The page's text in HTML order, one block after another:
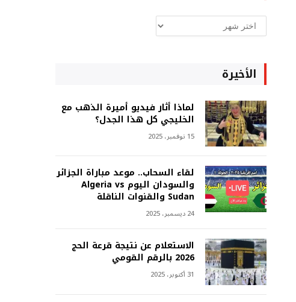
ارشيف
غربة
الأخيرة
لماذا أثار فيديو أميرة الذهب مع
الخليجي كل هذا الجدل؟
15 نوفمبر، 2025
لقاء السحاب.. موعد مباراة الجزائر
والسودان اليوم Algeria vs
Sudan والقنوات الناقلة
24 ديسمبر، 2025
الاستعلام عن نتيجة قرعة الحج
2026 بالرقم القومي
31 أكتوبر، 2025